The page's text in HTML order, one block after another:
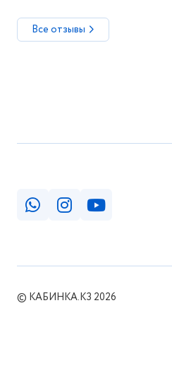
Все отзывы
© КАБИНКА.КЗ 2026